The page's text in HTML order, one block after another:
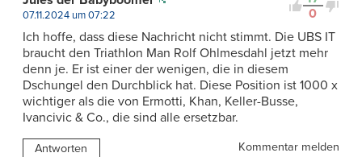
0
07.11.2024 um 07:22
Ich hoffe, dass diese Nachricht nicht stimmt. Die UBS IT
braucht den Triathlon Man Rolf Ohlmesdahl jetzt mehr
denn je. Er ist einer der wenigen, die in diesem
Dschungel den Durchblick hat. Diese Position ist 1000 x
wichtiger als die von Ermotti, Khan, Keller-Busse,
Ivancivic & Co., die sind alle ersetzbar.
Antworten
Kommentar melden